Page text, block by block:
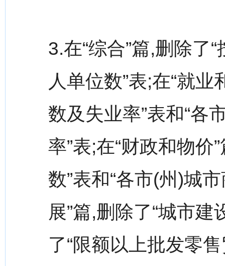
3.在“综合”篇,删除了
人单位数”表;在“就
数及失业率”表和“各
率”表;在“财政和物价
数”表和“各市(州)城
展”篇,删除了“城市建
了“限额以上批发零